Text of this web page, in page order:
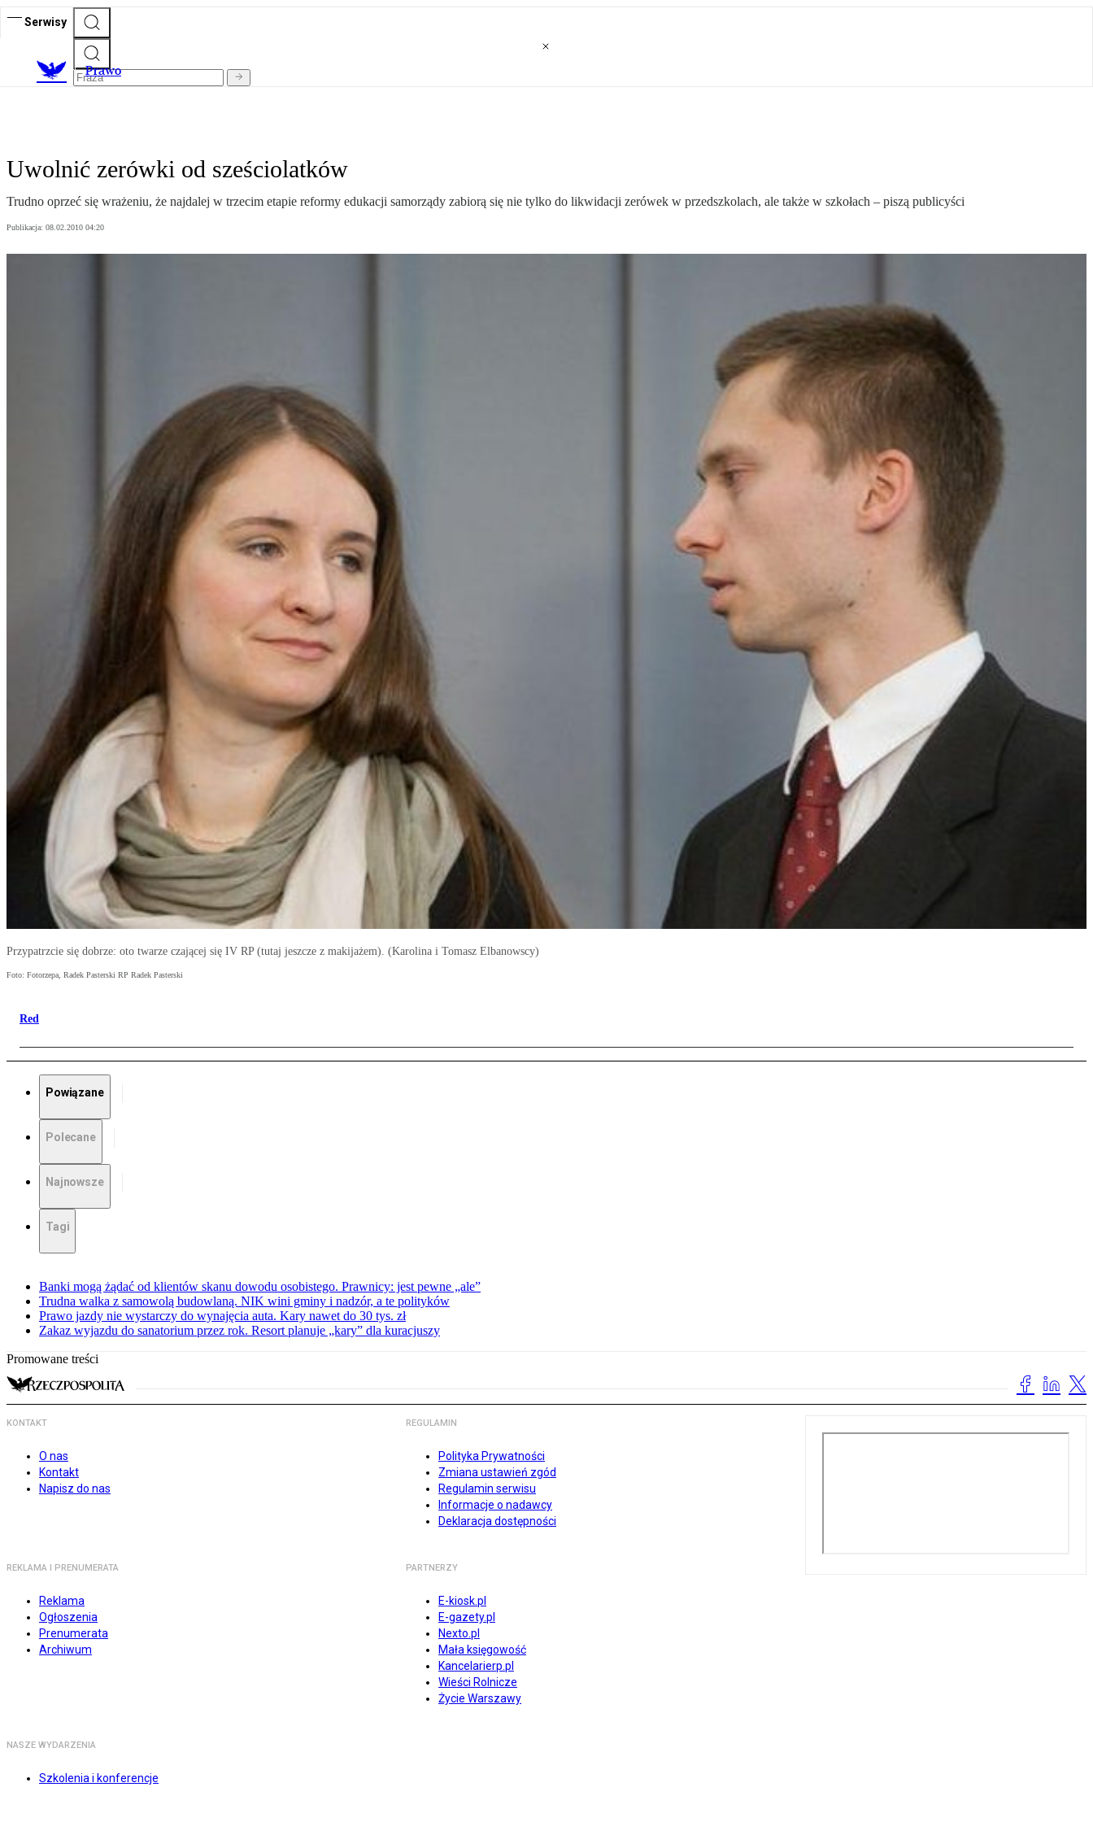
Serwisy
Prawo
Uwolnić zerówki od sześciolatków
Trudno oprzeć się wrażeniu, że najdalej w trzecim etapie reformy edukacji samorządy zabiorą się nie tylko do likwidacji zerówek w przedszkolach, ale także w szkołach – piszą publicyści
Publikacja: 08.02.2010 04:20
Przypatrzcie się dobrze: oto twarze czającej się IV RP (tutaj jeszcze z makijażem). (Karolina i Tomasz Elbanowscy)
Foto: Fotorzepa, Radek Pasterski RP Radek Pasterski
Red
Powiązane
Polecane
Najnowsze
Tagi
Banki mogą żądać od klientów skanu dowodu osobistego. Prawnicy: jest pewne „ale”
Trudna walka z samowolą budowlaną. NIK wini gminy i nadzór, a te polityków
Prawo jazdy nie wystarczy do wynajęcia auta. Kary nawet do 30 tys. zł
Zakaz wyjazdu do sanatorium przez rok. Resort planuje „kary” dla kuracjuszy
Promowane treści
KONTAKT
O nas
Kontakt
Napisz do nas
REGULAMIN
Polityka Prywatności
Zmiana ustawień zgód
Regulamin serwisu
Informacje o nadawcy
Deklaracja dostępności
REKLAMA I PRENUMERATA
Reklama
Ogłoszenia
Prenumerata
Archiwum
PARTNERZY
E-kiosk.pl
E-gazety.pl
Nexto.pl
Mała księgowość
Kancelarierp.pl
Wieści Rolnicze
Życie Warszawy
NASZE WYDARZENIA
Szkolenia i konferencje